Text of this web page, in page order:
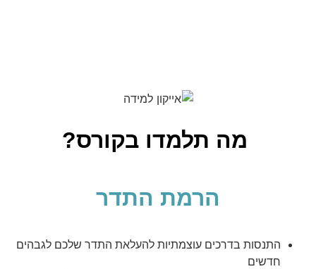
מה תלמדו בקורס?
הרמת התדר
התנסות בדרכים עוצמתיות להעלאת התדר שלכם לגבהים
חדשים